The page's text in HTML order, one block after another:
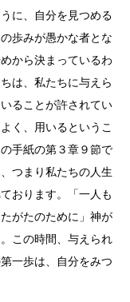
に、自分を見つめる
歩みが愚かな者とな
から決まっているわ
は、私たちに与えら
ることが許されてい
く、用いるというこ
手紙の第３章９節で
つまり私たちの人生
おります。「一人も
がたのために」神が
この時間、与えられ
一歩は、自分をみつ